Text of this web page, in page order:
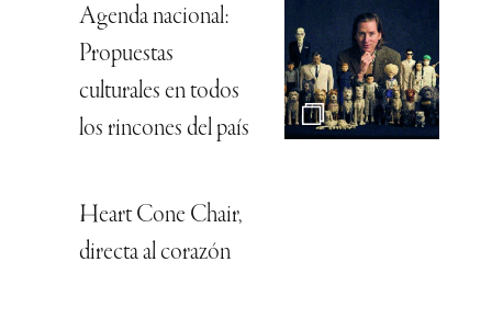
Agenda nacional:
Propuestas
culturales en todos
los rincones del país
Heart Cone Chair,
directa al corazón